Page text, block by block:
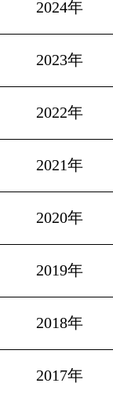
矢吹正道が
王座を返上!
過去のニ
2026
2025年